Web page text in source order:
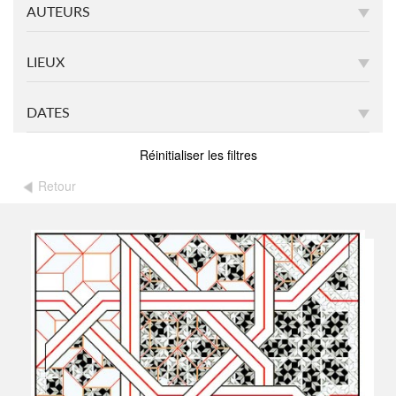
AUTEURS
LIEUX
DATES
Réinitialiser les filtres
Retour